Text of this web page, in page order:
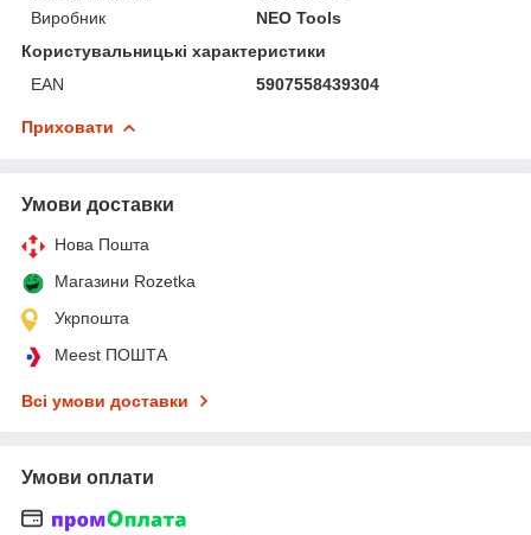
Виробник
NEO Tools
Користувальницькі характеристики
EAN
5907558439304
Приховати
Умови доставки
Нова Пошта
Магазини Rozetka
Укрпошта
Meest ПОШТА
Всі умови доставки
Умови оплати